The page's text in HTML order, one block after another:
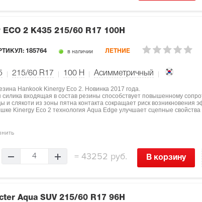
ECO 2 K435 215/60 R17 100H
185764 в наличии ЛЕТНИЕ
215/60 R17 100 H Асимметричный
Hankook Kinergy Eco 2. Новинка 2017 года.
силика входящая в состав резины способствует повышенному
и слякоти из зоны пятна контакта сокращает риск возникновения
Kinergy Eco 2 технология Aqua Edge улучшает сцепные
4 = 43252 руб. В корзину
Aqua SUV 215/60 R17 96H